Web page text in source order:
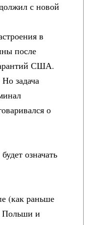
с новой
в
после
США.
задача
о
означать
(как раньше
Польши и